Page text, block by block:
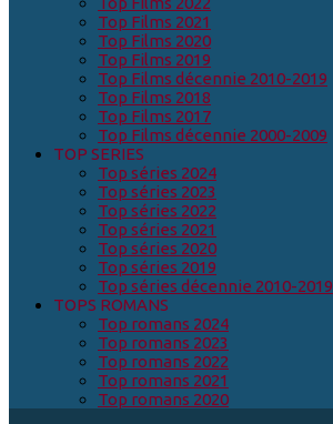
Top Films 2021
Top Films 2020
Top Films 2019
Top Films décennie 2010-2019
Top Films 2018
Top Films 2017
Top Films décennie 2000-2009
TOP SERIES
Top séries 2024
Top séries 2023
Top séries 2022
Top séries 2021
Top séries 2020
Top séries 2019
Top séries décennie 2010-2019
TOPS ROMANS
Top romans 2024
Top romans 2023
Top romans 2022
Top romans 2021
Top romans 2020